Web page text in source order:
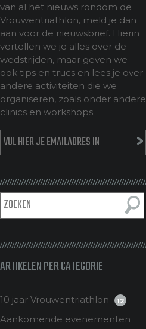
van al het nieuws rondom de
Vrouwentriathlon, meld je dan
aan voor de nieuwsbrief. Hierin
vertellen we je alles over de
wedstrijden, maar geven we
ook tips en trucs en lees je over
andere activiteiten die we
organiseren, zoals onder andere
clinics en workshops.
ARTIKELEN PER CATEGORIE
10 jaar Vrouwentriathlon 12
Aankomende evenementen